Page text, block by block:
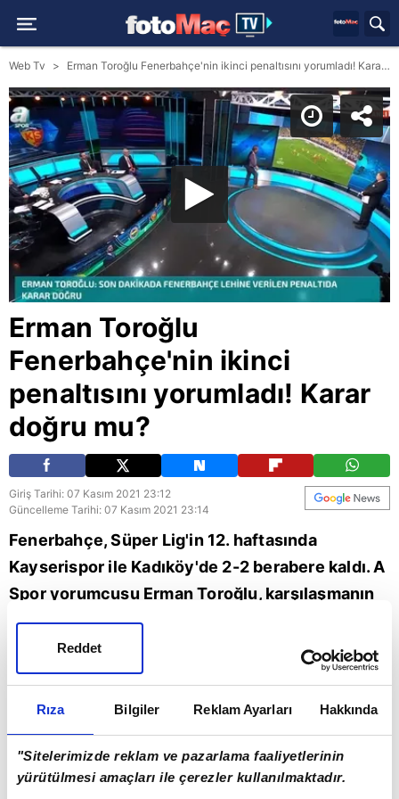
Rıza Bilgiler Reklam Ayarları Hakkında
"Sitelerimizde reklam ve pazarlama faaliyetlerinin
yürütülmesi amaçları ile çerezler kullanılmaktadır.
Reddet
Web Tv Erman Toroğlu Fenerbahçe'nin ikinci penaltısını yorumladı! Karar doğru mu?
Erman Toroğlu
Fenerbahçe'nin ikinci
penaltısını yorumladı! Karar
doğru mu?
Giriş Tarihi: 07 Kasım 2021 23:12
Güncelleme Tarihi: 07 Kasım 2021 23:14
Fenerbahçe, Süper Lig'in 12. haftasında
Kayserispor ile Kadıköy'de 2-2 berabere kaldı. A
Spor yorumcusu Erman Toroğlu, karşılaşmanın
ardından 'Takım Oyunu' programında
Fenerbahçe'nin son dakikalarda kazandığı
penaltı pozisyonunu değerlendirdi. Toroğlu,
"Son dakikada Fenerbahçe lehine verilen
Spor Kayserispor FB spor